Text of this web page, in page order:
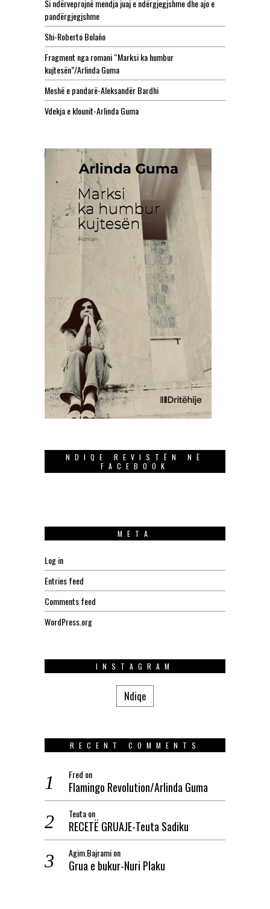
Si ndërveprojnë mendja juaj e ndërgjegjshme dhe ajo e
pandërgjegjshme
Shi-Roberto Bolaño
Fragment nga romani “Marksi ka humbur
kujtesën”/Arlinda Guma
Meshë e pandarë-Aleksandër Bardhi
Vdekja e klounit-Arlinda Guma
NDIQE REVISTËN NË
FACEBOOK
META
Log in
Entries feed
Comments feed
WordPress.org
INSTAGRAM
Ndiqe
RECENT COMMENTS
Fred on
Flamingo Revolution/Arlinda Guma
Teutaon
RECETË GRUAJE-Teuta Sadiku
Agim.Bajramion
Grua e bukur-Nuri Plaku